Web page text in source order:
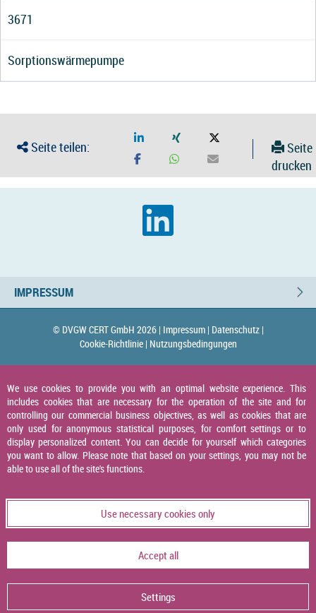
3671
Sorptionswärmepumpe
Seite teilen:
Seite
drucken
IMPRESSUM
© DVGW CERT GmbH 2026 | Impressum | Datenschutz |
Cookie-Richtlinie | Nutzungsbedingungen
We use cookies to provide you with an optimal website experience. This
includes cookies that are necessary for the operation of the site and for
controlling our commercial business objectives, as well as cookies that are
only used for anonymous statistical purposes, for comfort settings or to
display personalized content. You can decide for yourself which categories
you want to allow. Please note that based on your settings, you may not be
able to use all of the site's functions.
Use necessary cookies only
Accept all
Settings